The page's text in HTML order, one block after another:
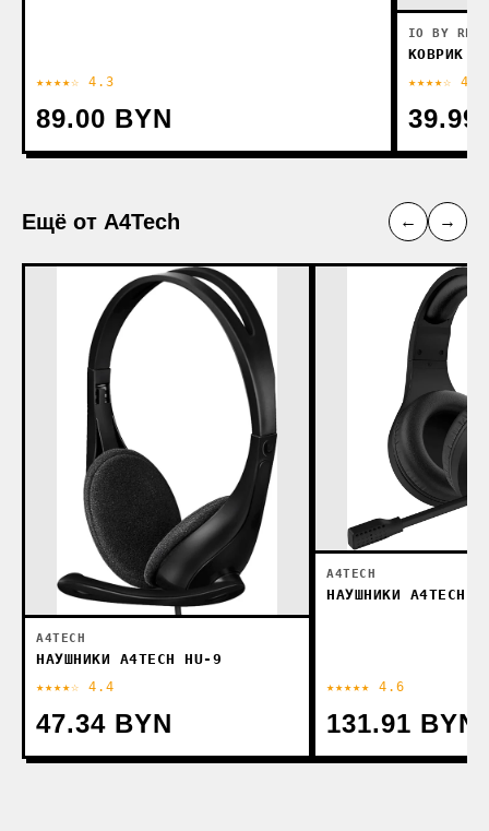
★★★★☆ 4.3
89.00 BYN
IO BY RED
КОВРИК
★★★★☆ 4.1
39.99
Ещё от A4Tech ← →
A4TECH
НАУШНИКИ A4TECH HU-9
★★★★☆ 4.4
47.34 BYN
A4TECH
НАУШНИКИ A4TECH
★★★★★ 4.6
131.91 BYN